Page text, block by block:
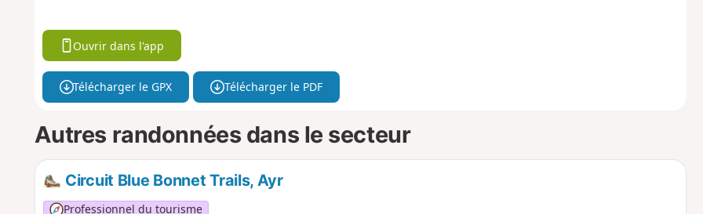
Ouvrir dans l'app
Télécharger le GPX Télécharger le PDF
Autres randonnées dans le secteur
Circuit Blue Bonnet Trails, Ayr
Professionnel du tourisme